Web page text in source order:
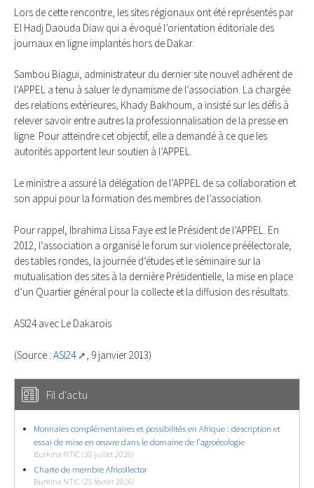
Lors de cette rencontre, les sites régionaux ont été représentés par
El Hadj Daouda Diaw qui a évoqué l’orientation éditoriale des
journaux en ligne implantés hors de Dakar.
Sambou Biagui, administrateur du dernier site nouvel adhérent de
l’APPEL a tenu à saluer le dynamisme de l’association. La chargée
des relations extérieures, Khady Bakhoum, a insisté sur les défis à
relever savoir entre autres la professionnalisation de la presse en
ligne. Pour atteindre cet objectif, elle a demandé à ce que les
autorités apportent leur soutien à l’APPEL.
Le ministre a assuré la délégation de l’APPEL de sa collaboration et
son appui pour la formation des membres de l’association.
Pour rappel, Ibrahima Lissa Faye est le Président de l’APPEL. En
2012, l’association a organisé le forum sur violence préélectorale,
des tables rondes, la journée d’études et le séminaire sur la
mutualisation des sites à la dernière Présidentielle, la mise en place
d’un Quartier général pour la collecte et la diffusion des résultats.
ASI24 avec Le Dakarois
(Source : ASI24 , 9 janvier 2013)
Fil d'actu
Monnaies complémentaires et possibilités en Afrique : description et
essai de mise en œuvre dans le domaine de l’agroécologie
Burkina NTIC (30 juillet 2026)
Charte de membre Africollector
Burkina NTIC (25 février 2026)